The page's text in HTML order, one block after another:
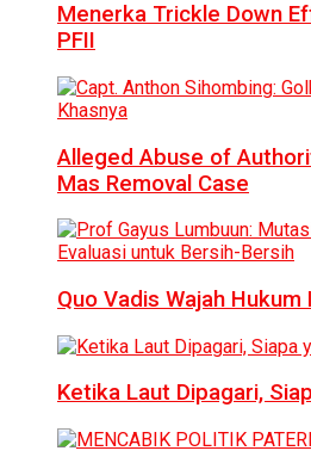
Menerka Trickle Down
PFII
Alleged Abuse of
Mas Removal Case
Quo Vadis Wajah Hukum
Ketika Laut Dipagari,